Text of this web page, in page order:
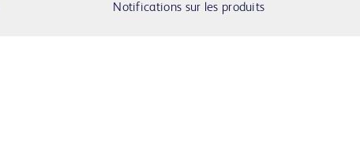
Notifications sur les produits